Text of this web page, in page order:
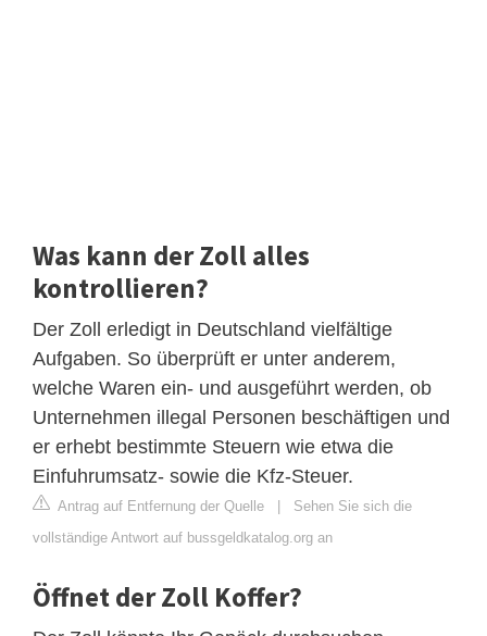
Was kann der Zoll alles
kontrollieren?
Der Zoll erledigt in Deutschland vielfältige
Aufgaben. So überprüft er unter anderem,
welche Waren ein- und ausgeführt werden, ob
Unternehmen illegal Personen beschäftigen und
er erhebt bestimmte Steuern wie etwa die
Einfuhrumsatz- sowie die Kfz-Steuer.
Antrag auf Entfernung der Quelle | Sehen Sie sich die
vollständige Antwort auf bussgeldkatalog.org an
Öffnet der Zoll Koffer?